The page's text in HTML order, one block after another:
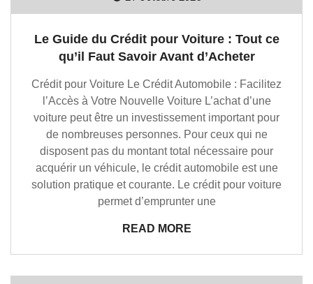
Le Guide du Crédit pour Voiture : Tout ce
qu’il Faut Savoir Avant d’Acheter
Crédit pour Voiture Le Crédit Automobile : Facilitez
l’Accès à Votre Nouvelle Voiture L’achat d’une
voiture peut être un investissement important pour
de nombreuses personnes. Pour ceux qui ne
disposent pas du montant total nécessaire pour
acquérir un véhicule, le crédit automobile est une
solution pratique et courante. Le crédit pour voiture
permet d’emprunter une
READ MORE